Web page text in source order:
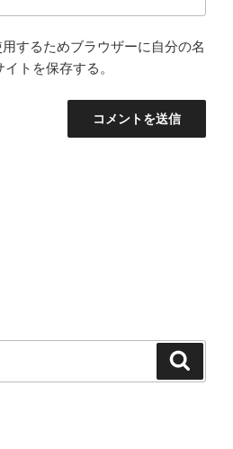
するためブラウザーに自分の名
トを保存する。